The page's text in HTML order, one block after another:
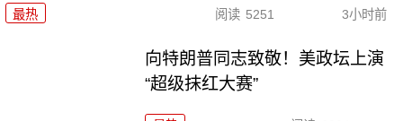
最热 阅读 5251 3小时前
向特朗普同志致敬！美政坛上演
“超级抹红大赛”